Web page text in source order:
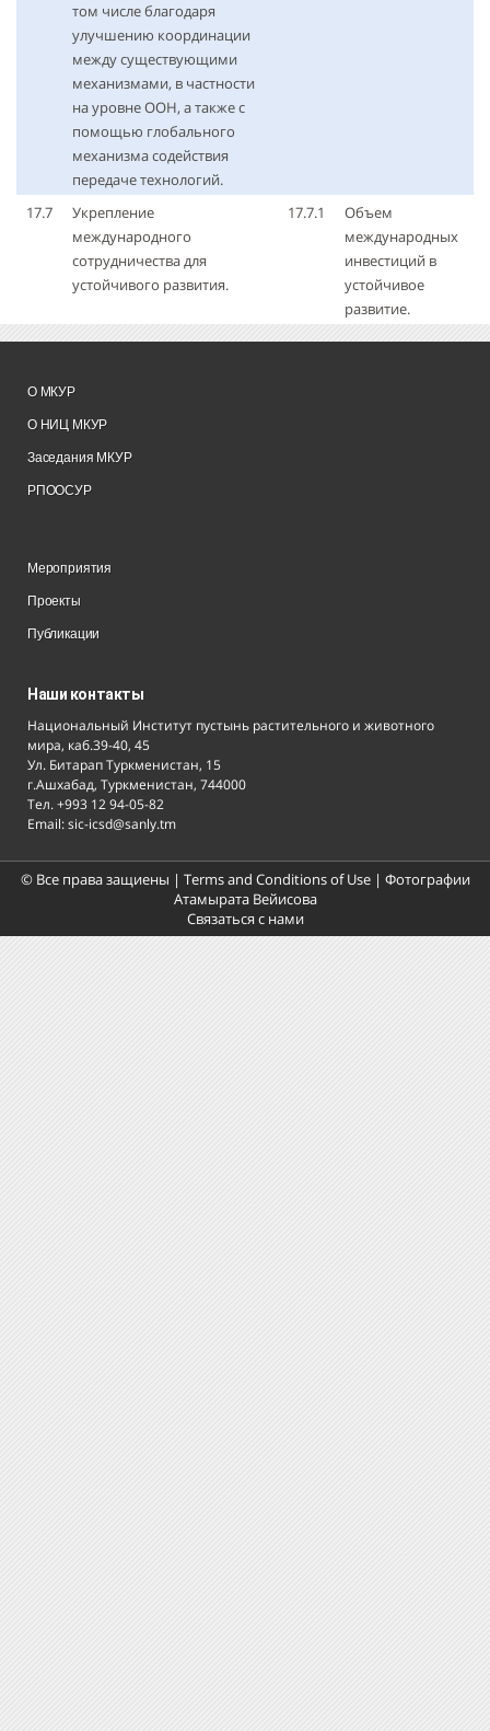
том числе благодаря
улучшению координации
между существующими
механизмами, в частности
на уровне ООН, а также с
помощью глобального
механизма содействия
передаче технологий.
17.7
Укрепление
международного
сотрудничества для
устойчивого развития.
17.7.1
Объем
международных
инвестиций в
устойчивое
развитие.
О МКУР
О НИЦ МКУР
Заседания МКУР
РПООСУР
Мероприятия
Проекты
Публикации
Наши контакты
Национальный Институт пустынь растительного и животного
мира, каб.39-40, 45
Ул. Битарап Туркменистан, 15
г.Ашхабад, Туркменистан, 744000
Тел. +993 12 94-05-82
Email: sic-icsd@sanly.tm
© Все права защиены | Terms and Conditions of Use| Фотографии
Атамырата Вейисова
Связаться с нами